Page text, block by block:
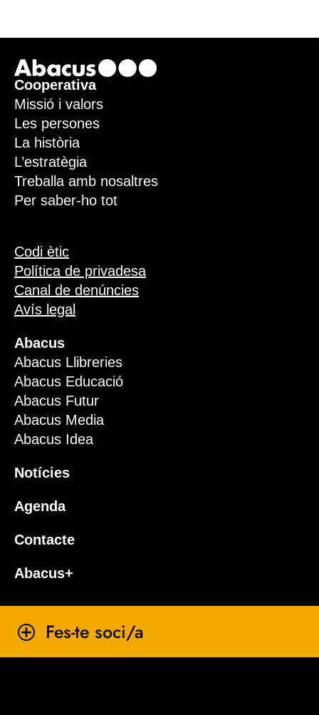
Footer
Cooperativa
Missió i valors
Les persones
La història
L’estratègia
Treballa amb nosaltres
Per saber-ho tot
Codi ètic
Política de privadesa
Canal de denúncies
Avís legal
Abacus
Abacus Llibreries
Abacus Educació
Abacus Futur
Abacus Media
Abacus Idea
Notícies
Agenda
Contacte
Abacus+
Fes-te soci/a